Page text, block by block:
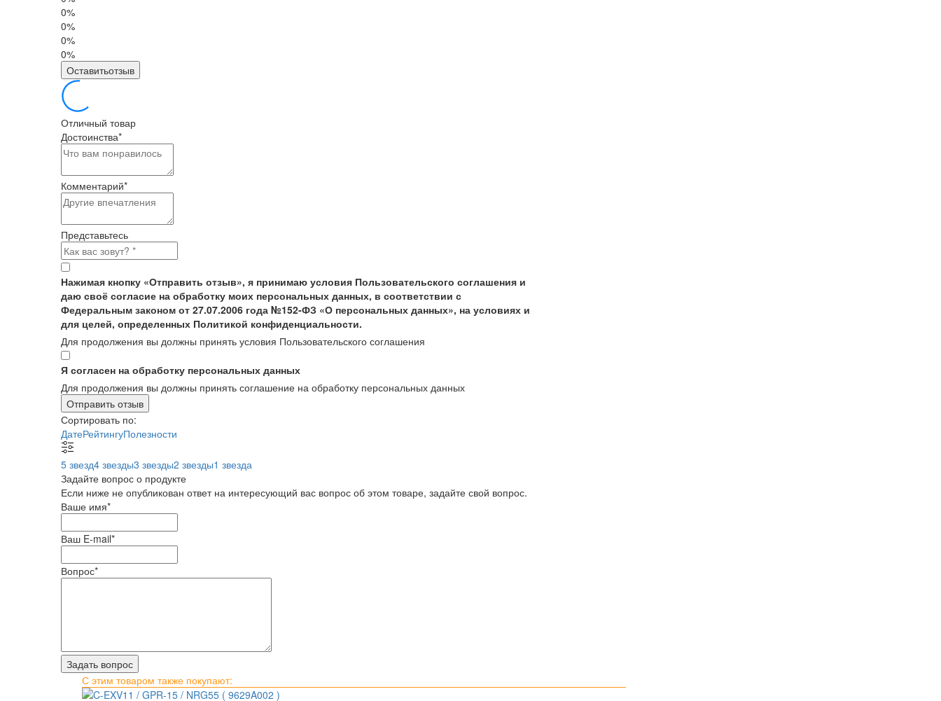
0%
0%
0%
0%
Оставитьотзыв
Отличный товар
Достоинства*
Комментарий*
Представьтесь
Нажимая кнопку «Отправить отзыв», я принимаю условия Пользовательского соглашения и
даю своё согласие на обработку моих персональных данных, в соответствии с
Федеральным законом от 27.07.2006 года №152-ФЗ «О персональных данных», на условиях и
для целей, определенных Политикой конфиденциальности.
Для продолжения вы должны принять условия Пользовательского соглашения
Я согласен на обработку персональных данных
Для продолжения вы должны принять соглашение на обработку персональных данных
Отправить отзыв
Сортировать по:
ДатеРейтингуПолезности
5 звезд4 звезды3 звезды2 звезды1 звезда
Задайте вопрос о продукте
Если ниже не опубликован ответ на интересующий вас вопрос об этом товаре, задайте свой вопрос.
Ваше имя*
Ваш E-mail*
Вопрос*
С этим товаром также покупают: